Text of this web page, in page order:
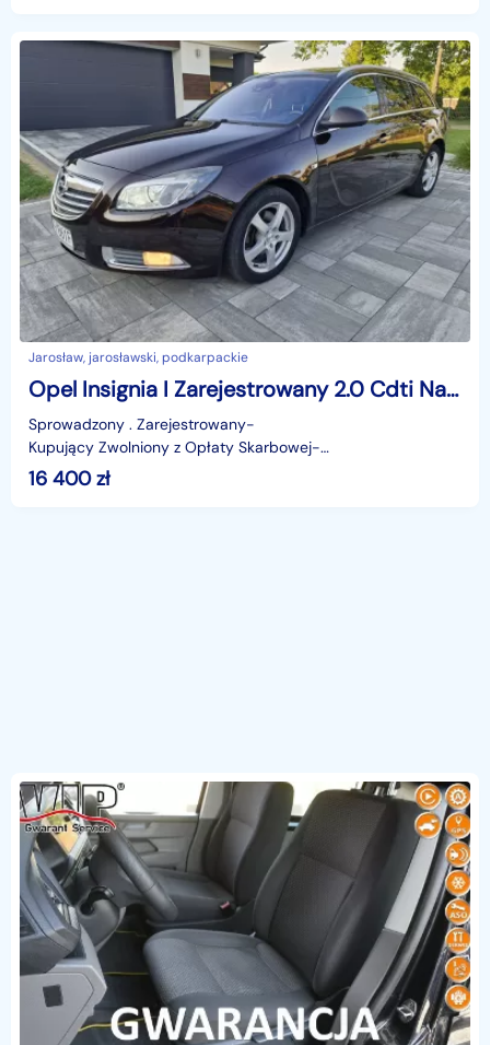
Jarosław, jarosławski, podkarpackie
Opel Insignia I Zarejestrowany 2.0 Cdti Navi Xenony Alufelgi
Sprowadzony . Zarejestrowany-
Kupujący Zwolniony z Opłaty Skarbowej-
BezwypadkowyI Właściciel . Garażowany-- DAT
16 400zł